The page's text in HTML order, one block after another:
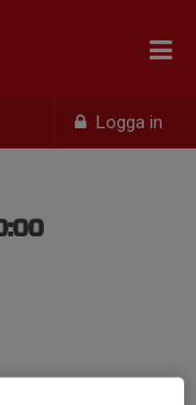
Logga in